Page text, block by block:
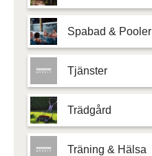
Spabad & Pooler
Tjänster
Trädgård
Träning & Hälsa